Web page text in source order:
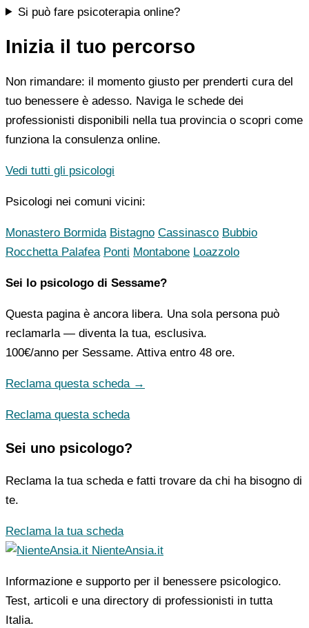
Si può fare psicoterapia online?
Inizia il tuo percorso
Non rimandare: il momento giusto per prenderti cura del
tuo benessere è adesso. Naviga le schede dei
professionisti disponibili nella tua provincia o scopri come
funziona la consulenza online.
Vedi tutti gli psicologi
Psicologi nei comuni vicini:
Monastero Bormida Bistagno Cassinasco Bubbio
Rocchetta Palafea Ponti Montabone Loazzolo
Sei lo psicologo di Sessame?
Questa pagina è ancora libera. Una sola persona può
reclamarla — diventa la tua, esclusiva.
100€/anno per Sessame. Attiva entro 48 ore.
Reclama questa scheda →
Reclama questa scheda
Sei uno psicologo?
Reclama la tua scheda e fatti trovare da chi ha bisogno di
te.
Reclama la tua scheda
NienteAnsia.it
Informazione e supporto per il benessere psicologico.
Test, articoli e una directory di professionisti in tutta
Italia.